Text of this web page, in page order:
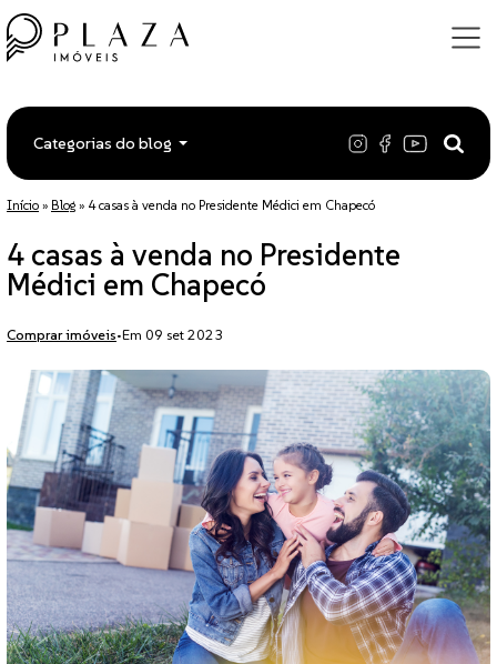
Categorias do blog
Início » Blog » 4 casas à venda no Presidente Médici em Chapecó
4 casas à venda no Presidente
Médici em Chapecó
Comprar imóveis•Em 09 set 2023